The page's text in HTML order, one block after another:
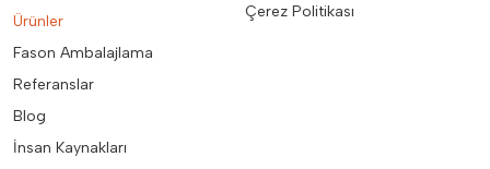
Ürünler
Fason Ambalajlama
Referanslar
Blog
İnsan Kaynakları
Çerez Politikası